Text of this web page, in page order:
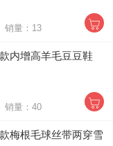
销量：13
内增高羊毛豆豆鞋
销量：40
梅根毛球丝带两穿雪